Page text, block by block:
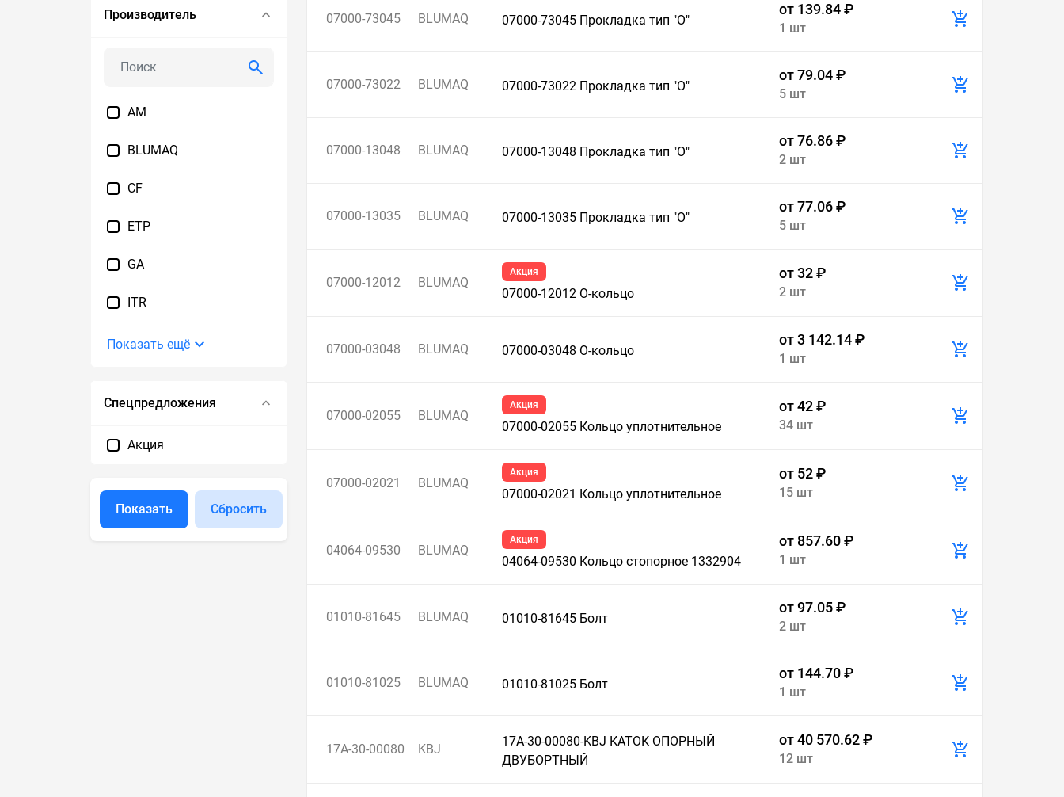
Производитель
AM
BLUMAQ
CF
ETP
GA
ITR
Показать ещё
Спецпредложения
Акция
Показать Сбросить
07000-73045 BLUMAQ 07000-73045 Прокладка тип "О"
от 139.84 ₽
1 шт
07000-73022 BLUMAQ 07000-73022 Прокладка тип "О"
от 79.04 ₽
5 шт
07000-13048 BLUMAQ 07000-13048 Прокладка тип "О"
от 76.86 ₽
2 шт
07000-13035 BLUMAQ 07000-13035 Прокладка тип "О"
от 77.06 ₽
5 шт
07000-12012 BLUMAQ
Акция
07000-12012 О-кольцо
от 32 ₽
2 шт
07000-03048 BLUMAQ 07000-03048 О-кольцо
от 3 142.14 ₽
1 шт
07000-02055 BLUMAQ
Акция
07000-02055 Кольцо уплотнительное
от 42 ₽
34 шт
07000-02021 BLUMAQ
Акция
07000-02021 Кольцо уплотнительное
от 52 ₽
15 шт
04064-09530 BLUMAQ
Акция
04064-09530 Кольцо стопорное 1332904
от 857.60 ₽
1 шт
01010-81645 BLUMAQ 01010-81645 Болт
от 97.05 ₽
2 шт
01010-81025 BLUMAQ 01010-81025 Болт
от 144.70 ₽
1 шт
17A-30-00080 KBJ
17A-30-00080-KBJ КАТОК ОПОРНЫЙ
ДВУБОРТНЫЙ
от 40 570.62 ₽
12 шт